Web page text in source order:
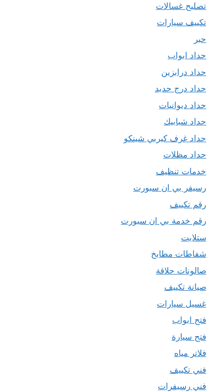
تصليح غسالات
تكييف سيارات
حبر
حداد ابواب
حداد درابزين
حداد درج حديد
حداد ديوانيات
حداد شبابيك
حداد غرف كيربي شينكو
حداد مظلات
خدمات تنظيف
رسيفر بي ان سبورت
رقم تكييف
رقم خدمة بي ان سبورت
ستلايت
شفاطات مطابخ
صالونات حلاقة
صيانة تكييف
غسيل سيارات
فتح ابواب
فتح سيارة
فلاتر مياه
فني تكييف
فني رسيفرات